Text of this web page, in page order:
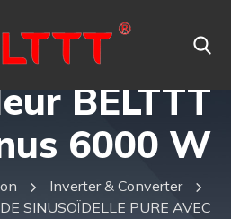
BELTTT
6000 W
Inverter & Converter
SINUSOÏDELLE PURE AVEC